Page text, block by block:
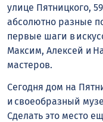
улице Пятницкого,
абсолютно разные
первые шаги в
Максим, Алексей и
мастеров.
Сегодня дом на
и своеобразный
Сделать это место